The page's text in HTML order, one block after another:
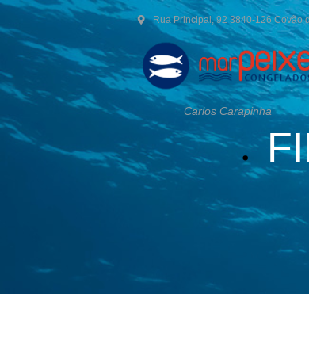
Rua Principal, 92 3840-126 Covão
Carlos Carapinha